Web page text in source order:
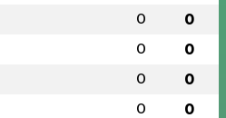
0 0
0 0
0 0
0 0